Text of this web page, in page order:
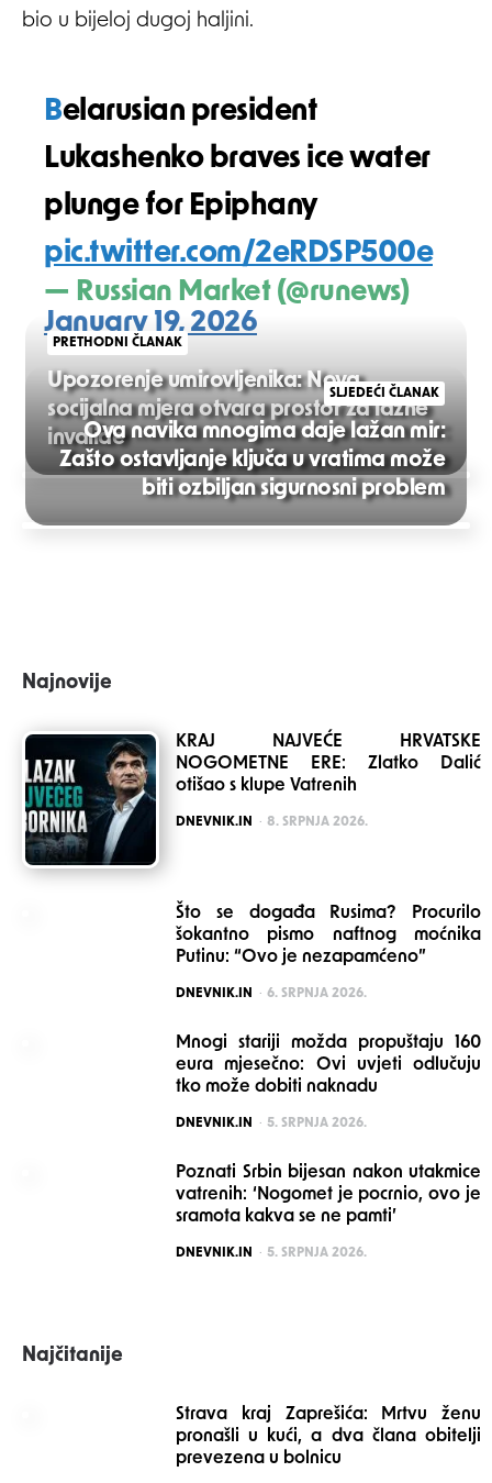
bio u bijeloj dugoj haljini.
Belarusian president
Lukashenko braves ice water
plunge for Epiphany
pic.twitter.com/2eRDSP500e
— Russian Market (@runews)
January 19, 2026
Post
navigation
PRETHODNI ČLANAK
Upozorenje umirovljenika: Nova
socijalna mjera otvara prostor za lažne
invalide
SLJEDEĆI ČLANAK
Ova navika mnogima daje lažan mir:
Zašto ostavljanje ključa u vratima može
biti ozbiljan sigurnosni problem
Najnovije
KRAJ NAJVEĆE HRVATSKE
NOGOMETNE ERE: Zlatko Dalić
otišao s klupe Vatrenih
POSTED
DNEVNIK.IN 8. SRPNJA 2026.
Što se događa Rusima? Procurilo
šokantno pismo naftnog moćnika
Putinu: “Ovo je nezapamćeno”
POSTED
DNEVNIK.IN 6. SRPNJA 2026.
Mnogi stariji možda propuštaju 160
eura mjesečno: Ovi uvjeti odlučuju
tko može dobiti naknadu
POSTED
DNEVNIK.IN 5. SRPNJA 2026.
Poznati Srbin bijesan nakon utakmice
vatrenih: ‘Nogomet je pocrnio, ovo je
sramota kakva se ne pamti’
POSTED
DNEVNIK.IN 5. SRPNJA 2026.
Najčitanije
Strava kraj Zaprešića: Mrtvu ženu
pronašli u kući, a dva člana obitelji
prevezena u bolnicu